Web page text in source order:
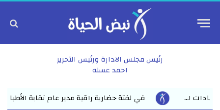
رئيس مجلس الادارة ورئيس التحرير
احمد عسله
مدير عام نقابة الأطباء بالشرقية يدعو الأول على الثانوية